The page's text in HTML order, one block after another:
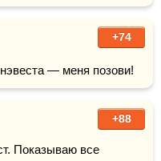
+74
— меня позови!
+88